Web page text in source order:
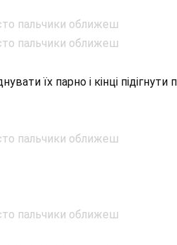
їх парно і кінці підігнути